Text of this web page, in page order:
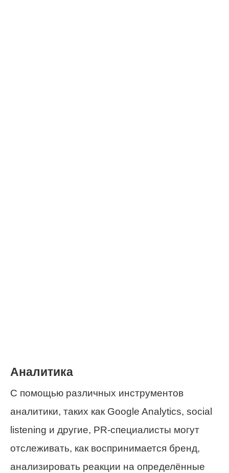
Аналитика
С помощью различных инструментов
аналитики, таких как Google Analytics, social
listening и другие, PR-специалисты могут
отслеживать, как воспринимается бренд,
анализировать реакции на определённые